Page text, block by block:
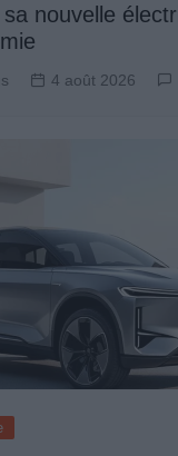
nouvelle
4 août 2026